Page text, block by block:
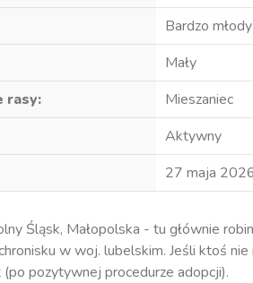
Bardzo młody
Mały
rasy:
Mieszaniec
Aktywny
27 maja
Śląsk, Małopolska - tu głównie
w woj. lubelskim. Jeśli ktoś nie
pozytywnej procedurze adopcji).